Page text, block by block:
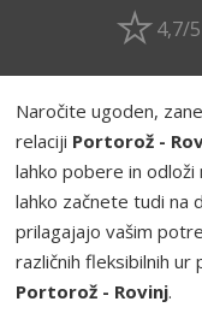
4,7/
Naročite ugoden,
relaciji Portorož -
lahko pobere in odloži
lahko začnete tudi na
prilagajajo vašim
različnih fleksibilnih ur
Portorož - Rovinj.